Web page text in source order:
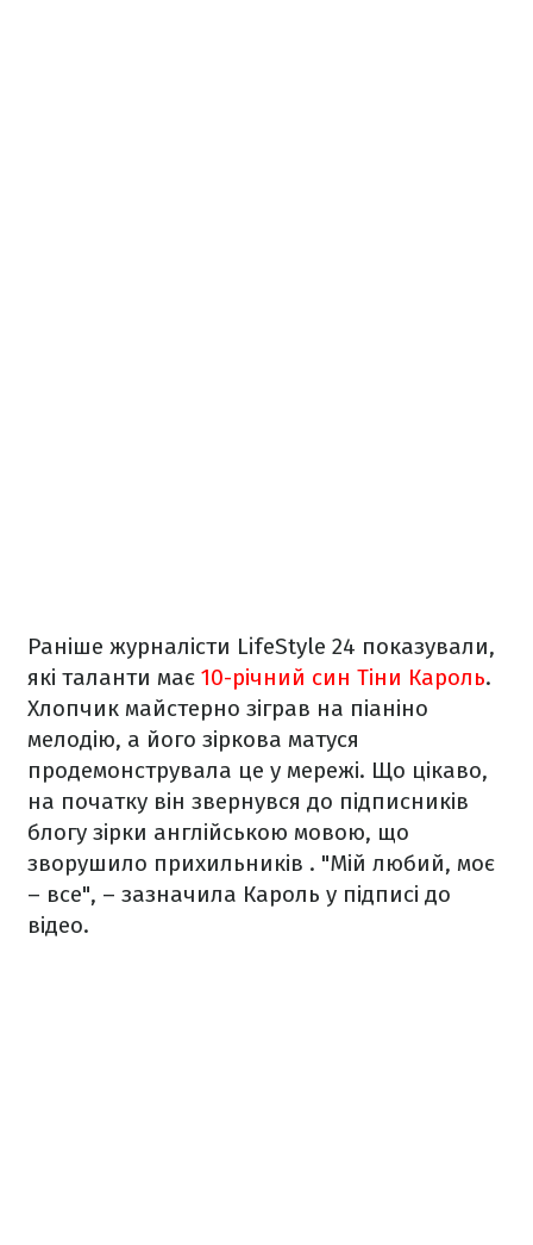
Раніше журналісти LifeStyle 24 показували,
які таланти має 10-річний син Тіни Кароль.
Хлопчик майстерно зіграв на піаніно
мелодію, а його зіркова матуся
продемонструвала це у мережі. Що цікаво,
на початку він звернувся до підписників
блогу зірки англійською мовою, що
зворушило прихильників . "Мій любий, моє
– все", – зазначила Кароль у підписі до
відео.